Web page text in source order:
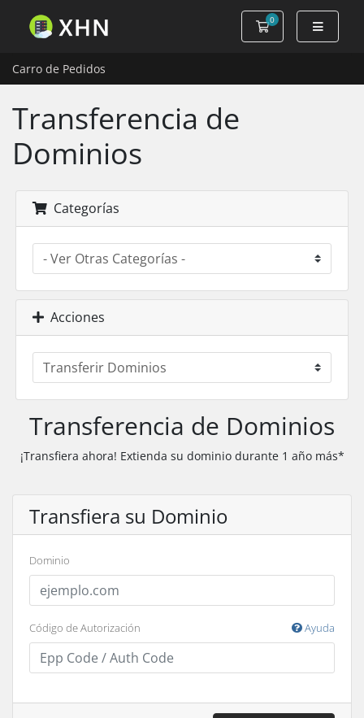
0
Carro de Pedidos
Carro de Pedidos
Transferencia de
Dominios
Categorías
Acciones
Transferencia de Dominios
¡Transfiera ahora! Extienda su dominio durante 1 año más*
Transfiera su Dominio
Dominio
Código de Autorización Ayuda